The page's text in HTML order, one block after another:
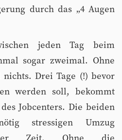
durch das „4 Augen
jeden Tag beim
sogar zweimal. Ohne
Drei Tage (!) bevor
werden soll, bekommt
Jobcenters. Die beiden
stressigen Umzug